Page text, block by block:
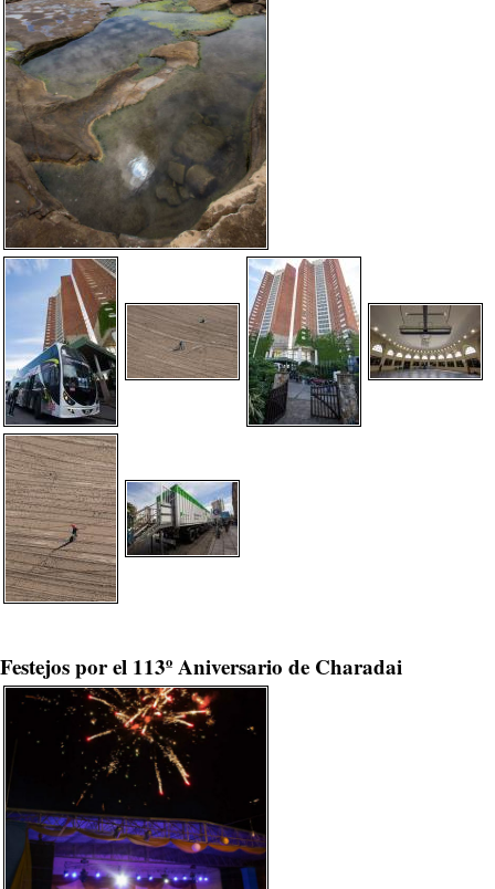
Festejos por el 113º Aniversario de Charadai